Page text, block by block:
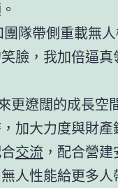
隊帶側重載無人
臉，我加倍逼
更遼闊的成長空
加大力度與財
交流 ，配合營
人性能給更多人